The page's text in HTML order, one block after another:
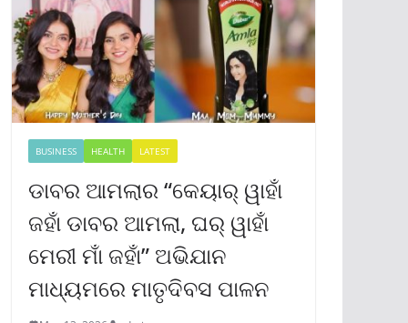
BUSINESS HEALTH LATEST
ଡାବର ଆମଲାର “କେୟାର୍ ୱାହାଁ
ଜହାଁ ଡାବର ଆମଲା, ଘର୍ ୱାହାଁ
ମେରୀ ମାଁ ଜହାଁ” ଅଭିଯାନ
ମାଧ୍ୟମରେ ମାତୃଦିବସ ପାଳନ